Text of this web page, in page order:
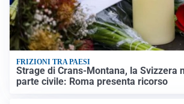
FRIZIONI TRA PAESI
Strage di Crans-Montana, la Svizzera
parte civile: Roma presenta ricorso